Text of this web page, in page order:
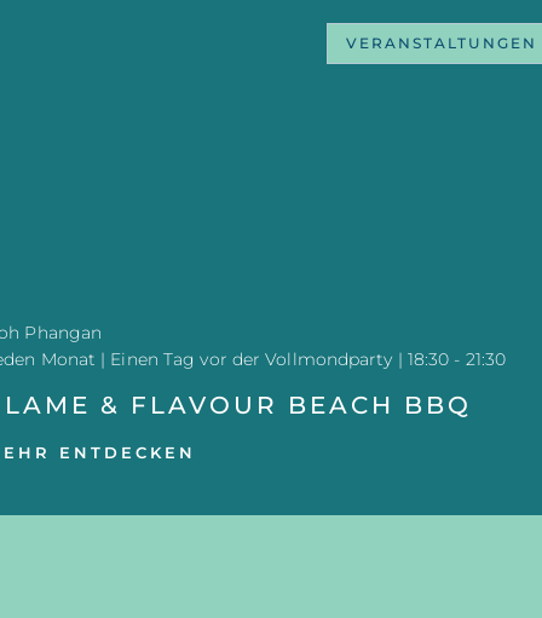
VERANSTALTUNGEN
Phangan
Monat | Einen Tag vor der Vollmondparty | 18:30 - 21:30
& FLAVOUR BEACH BBQ
ENTDECKEN